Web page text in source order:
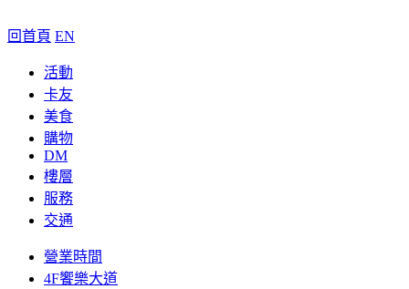
回首頁 EN
活動
卡友
美食
購物
DM
樓層
服務
交通
營業時間
4F饗樂大道